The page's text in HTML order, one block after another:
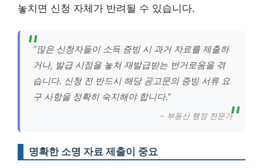
놓치면 신청 자체가 반려될 수 있습니다.
“많은 신청자들이 소득 증빙 시 과거 자료를 제출하
거나, 발급 시점을 놓쳐 재발급받는 번거로움을 겪
습니다. 신청 전 반드시 해당 공고문의 증빙 서류 요
구 사항을 정확히 숙지해야 합니다.”
– 부동산 행정 전문가
명확한 소명 자료 제출이 중요